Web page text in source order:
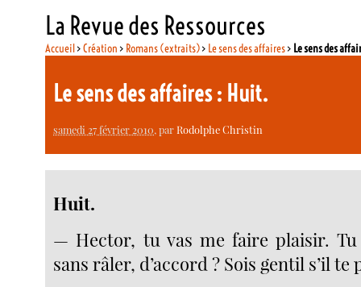
La Revue des Ressources
Accueil>Création > Romans (extraits)> Le sens des affaires> Le sens des
Le sens des affaires : Huit.
samedi 27 février 2010, parRodolphe Christin
Huit.
— Hector, tu vas me faire plaisir. Tu
sans râler, d’accord ? Sois gentil s’il te